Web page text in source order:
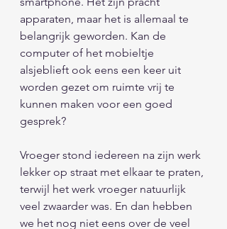
apparaten, maar het is allemaal te
belangrijk geworden. Kan de
computer of het mobieltje
alsjeblieft ook eens een keer uit
worden gezet om ruimte vrij te
kunnen maken voor een goed
gesprek?
Vroeger stond iedereen na zijn werk
lekker op straat met elkaar te praten,
terwijl het werk vroeger natuurlijk
veel zwaarder was. En dan hebben
we het nog niet eens over de veel